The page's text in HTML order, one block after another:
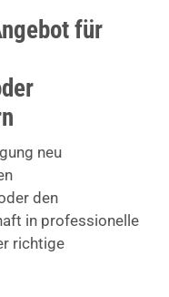
für
neu
den
in professionelle
richtige